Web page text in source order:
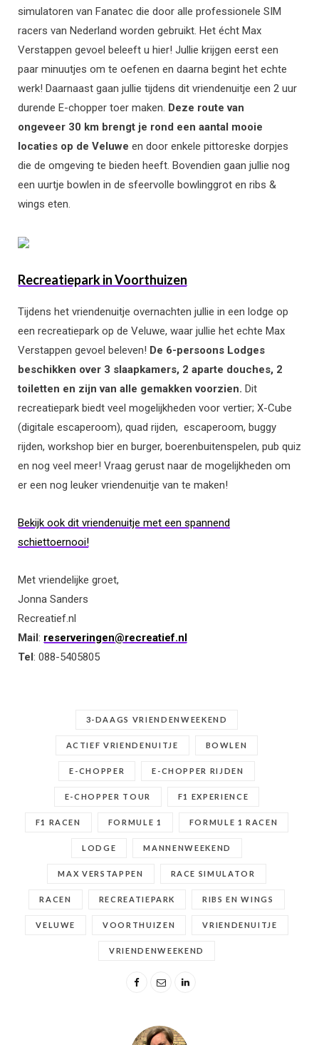
simulatoren van Fanatec die door alle professionele SIM
racers van Nederland worden gebruikt. Het écht Max
Verstappen gevoel beleeft u hier! Jullie krijgen eerst een
paar minuutjes om te oefenen en daarna begint het echte
werk! Daarnaast gaan jullie tijdens dit vriendenuitje een 2 uur
durende E-chopper toer maken. Deze route van
ongeveer 30 km brengt je rond een aantal mooie
locaties op de Veluwe en door enkele pittoreske dorpjes
die de omgeving te bieden heeft. Bovendien gaan jullie nog
een uurtje bowlen in de sfeervolle bowlinggrot en ribs &
wings eten.
Recreatiepark in Voorthuizen
Tijdens het vriendenuitje overnachten jullie in een lodge op
een recreatiepark op de Veluwe, waar jullie het echte Max
Verstappen gevoel beleven! De 6-persoons Lodges
beschikken over 3 slaapkamers, 2 aparte douches, 2
toiletten en zijn van alle gemakken voorzien. Dit
recreatiepark biedt veel mogelijkheden voor vertier; X-Cube
(digitale escaperoom), quad rijden, escaperoom, buggy
rijden, workshop bier en burger, boerenbuitenspelen, pub quiz
en nog veel meer! Vraag gerust naar de mogelijkheden om
er een nog leuker vriendenuitje van te maken!
Bekijk ook dit vriendenuitje met een spannend
schiettoernooi!
Met vriendelijke groet,
Jonna Sanders
Recreatief.nl
Mail: reserveringen@recreatief.nl
Tel: 088-5405805
3-DAAGS VRIENDENWEEKEND
ACTIEF VRIENDENUITJE BOWLEN
E-CHOPPER E-CHOPPER RIJDEN
E-CHOPPER TOUR F1 EXPERIENCE
F1 RACEN FORMULE 1 FORMULE 1 RACEN
LODGE MANNENWEEKEND
MAX VERSTAPPEN RACE SIMULATOR
RACEN RECREATIEPARK RIBS EN WINGS
VELUWE VOORTHUIZEN VRIENDENUITJE
VRIENDENWEEKEND